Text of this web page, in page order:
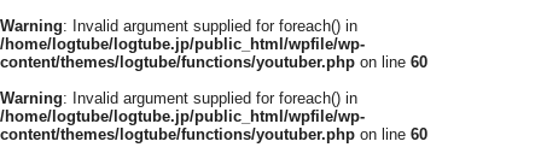
Warning: Invalid argument supplied for foreach() in
/home/logtube/logtube.jp/public_html/wpfile/wp-
content/themes/logtube/functions/youtuber.php on line 60
Warning: Invalid argument supplied for foreach() in
/home/logtube/logtube.jp/public_html/wpfile/wp-
content/themes/logtube/functions/youtuber.php on line 60